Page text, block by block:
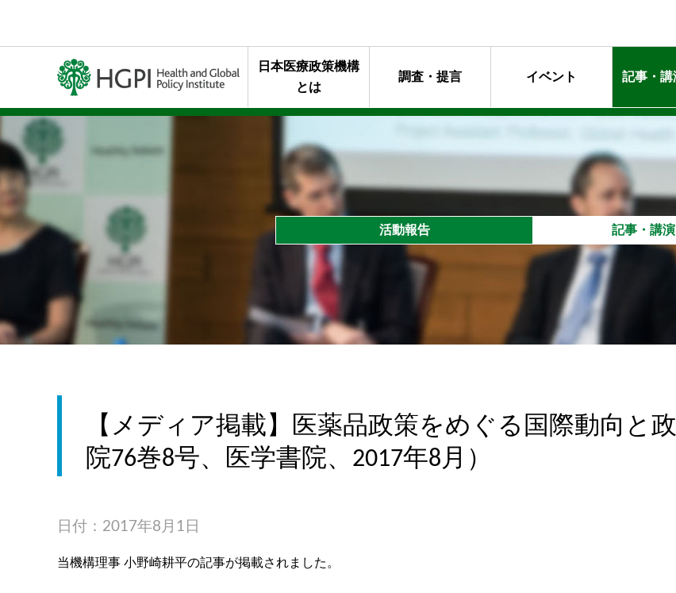
日本医療政策機構
とは
ミッション・行動指針
代表理事メッセージ
終身名誉チェアマンメッセージ
組織概要
年報・最近の活動
HGPIを支えるプロフェッショナル達
スタッフの声
HGPIのあゆみ
黒川清賞
調査・提言 イベント 記事・講
活動報告 記事・講
【メディア掲載】医薬品政策をめぐる国際動向と
院76巻8号、医学書院、2017年8月）
日付：2017年8月1日
当機構理事 小野崎耕平の記事が掲載されました。